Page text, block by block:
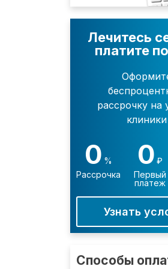
Лечитесь
платите
рассрочку на
клиники
0 %
Рассрочка
0 ₽
Первый
платеж
Узнать
Способы